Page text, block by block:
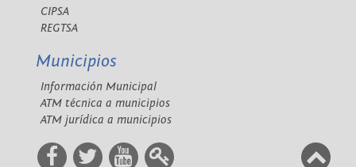
CIPSA
REGTSA
Municipios
Información Municipal
ATM técnica a municipios
ATM jurídica a municipios